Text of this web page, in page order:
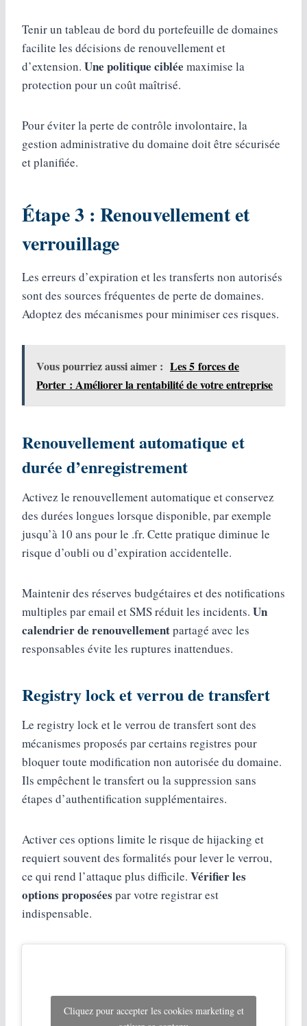
Tenir un tableau de bord du portefeuille de domaines
facilite les décisions de renouvellement et
d’extension. Une politique ciblée maximise la
protection pour un coût maîtrisé.
Pour éviter la perte de contrôle involontaire, la
gestion administrative du domaine doit être sécurisée
et planifiée.
Étape 3 : Renouvellement et
verrouillage
Les erreurs d’expiration et les transferts non autorisés
sont des sources fréquentes de perte de domaines.
Adoptez des mécanismes pour minimiser ces risques.
Vous pourriez aussi aimer : Les 5 forces de
Porter : Améliorer la rentabilité de votre entreprise
Renouvellement automatique et
durée d’enregistrement
Activez le renouvellement automatique et conservez
des durées longues lorsque disponible, par exemple
jusqu’à 10 ans pour le .fr. Cette pratique diminue le
risque d’oubli ou d’expiration accidentelle.
Maintenir des réserves budgétaires et des notifications
multiples par email et SMS réduit les incidents. Un
calendrier de renouvellementpartagé avec les
responsables évite les ruptures inattendues.
Registry lock et verrou de transfert
Le registry lock et le verrou de transfert sont des
mécanismes proposés par certains registres pour
bloquer toute modification non autorisée du domaine.
Ils empêchent le transfert ou la suppression sans
étapes d’authentification supplémentaires.
Activer ces options limite le risque de hijacking et
requiert souvent des formalités pour lever le verrou,
ce qui rend l’attaque plus difficile. Vérifier les
options proposées par votre registrar est
indispensable.
Cliquez pour accepter les cookies marketing et